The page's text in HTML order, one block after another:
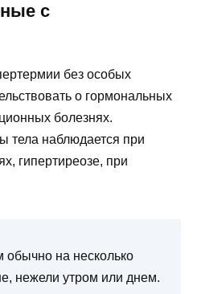
с
без особых
о гормональных
болезнях.
тела наблюдается при
гипертиреозе, при
обычно на несколько
нежели утром или днем.